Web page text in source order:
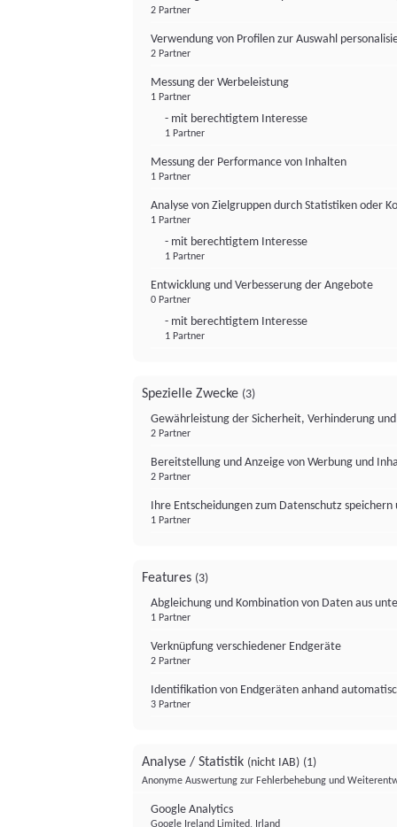
2 Partner
Verwendung von Profilen zur Auswahl
2 Partner
Messung der Werbeleistung
1 Partner
- mit berechtigtem Interesse
1 Partner
Messung der Performance von Inhalten
1 Partner
Analyse von Zielgruppen durch Statistiken oder
1 Partner
- mit berechtigtem Interesse
1 Partner
Entwicklung und Verbesserung der Angebote
0 Partner
- mit berechtigtem Interesse
1 Partner
Spezielle Zwecke (3)
Gewährleistung der Sicherheit, Verhinderung
2 Partner
Bereitstellung und Anzeige von Werbung und
2 Partner
Ihre Entscheidungen zum Datenschutz
1 Partner
Features (3)
Abgleichung und Kombination von Daten aus
1 Partner
Verknüpfung verschiedener Endgeräte
2 Partner
Identifikation von Endgeräten anhand
3 Partner
Analyse / Statistik (nicht IAB) (1)
Anonyme Auswertung zur Fehlerbehebung und
Google Analytics
Google Ireland Limited, Irland